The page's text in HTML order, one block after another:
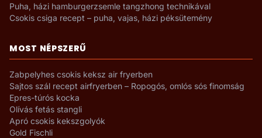
Puha, házi hamburgerzsemle tangzhong technikával
Csokis csiga recept – puha, vajas, házi péksütemény
MOST NÉPSZERŰ
Zabpelyhes csokis keksz air fryerben
Sajtos szál recept airfryerben – Ropogós, omlós sós finomság
Epres-túrós kocka
Olívás fetás stangli
Apró csokis kekszgolyók
Gold Fischli